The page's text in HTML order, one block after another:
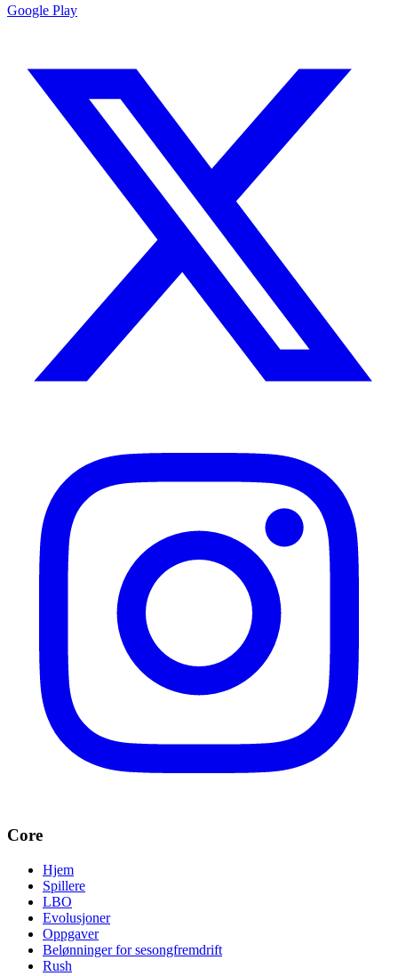
Google Play
Core
Hjem
Spillere
LBO
Evolusjoner
Oppgaver
Belønninger for sesongfremdrift
Rush